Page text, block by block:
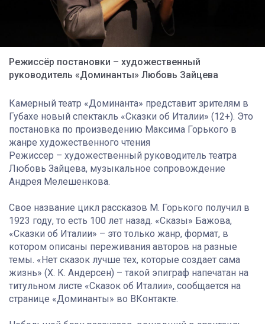
Режиссёр постановки – художественный
руководитель «Доминанты» Любовь Зайцева
Камерный театр «Доминанта» представит зрителям в
Губахе новый спектакль «Сказки об Италии» (12+). Это
постановка по произведению Максима Горького в
жанре художественного чтения
Режиссер – художественный руководитель театра
Любовь Зайцева, музыкальное сопровождение
Андрея Мелешенкова.
Свое название цикл рассказов М. Горького получил в
1923 году, то есть 100 лет назад. «Сказы» Бажова,
«Сказки об Италии» – это только жанр, формат, в
котором описаны переживания авторов на разные
темы. «Нет сказок лучше тех, которые создает сама
жизнь» (Х. К. Андерсен) – такой эпиграф напечатан на
титульном листе «Сказок об Италии», сообщается на
странице «Доминанты» во ВКонтакте.